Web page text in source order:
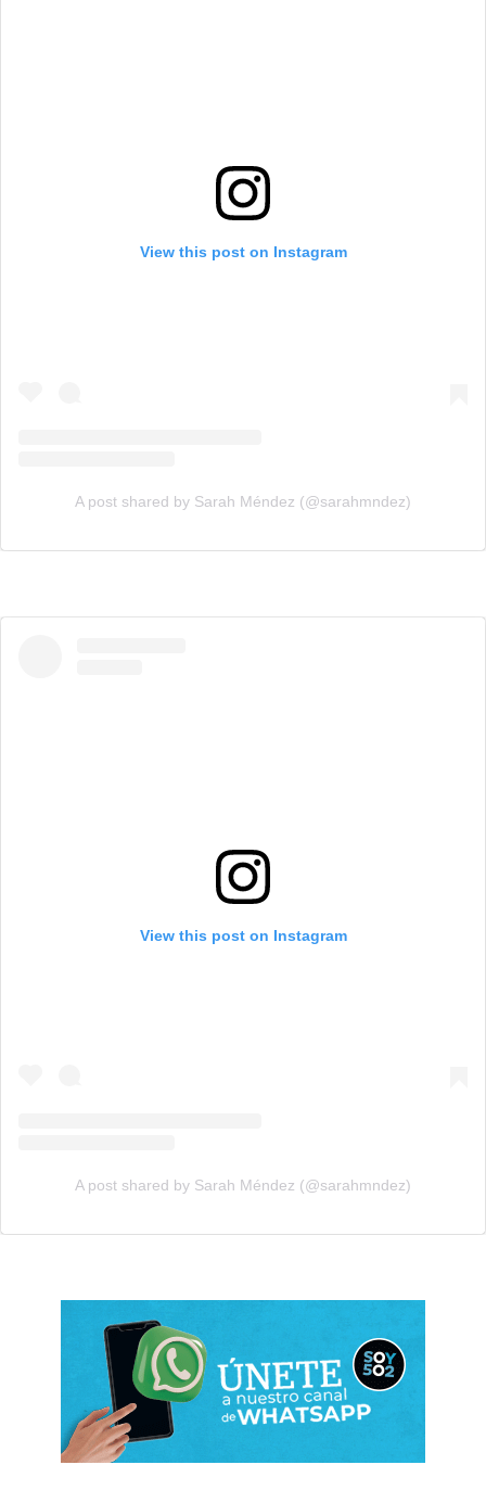
View this post on Instagram
A post shared by Sarah Méndez (@sarahmndez)
View this post on Instagram
A post shared by Sarah Méndez (@sarahmndez)